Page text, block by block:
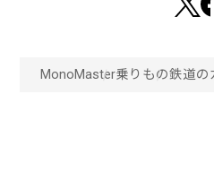
MonoMaster乗りもの鉄道の